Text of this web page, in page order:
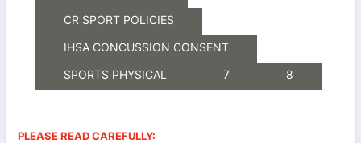
CR SPORT POLICIES
IHSA CONCUSSION CONSENT
SPORTS PHYSICAL
7 8
PLEASE READ CAREFULLY: